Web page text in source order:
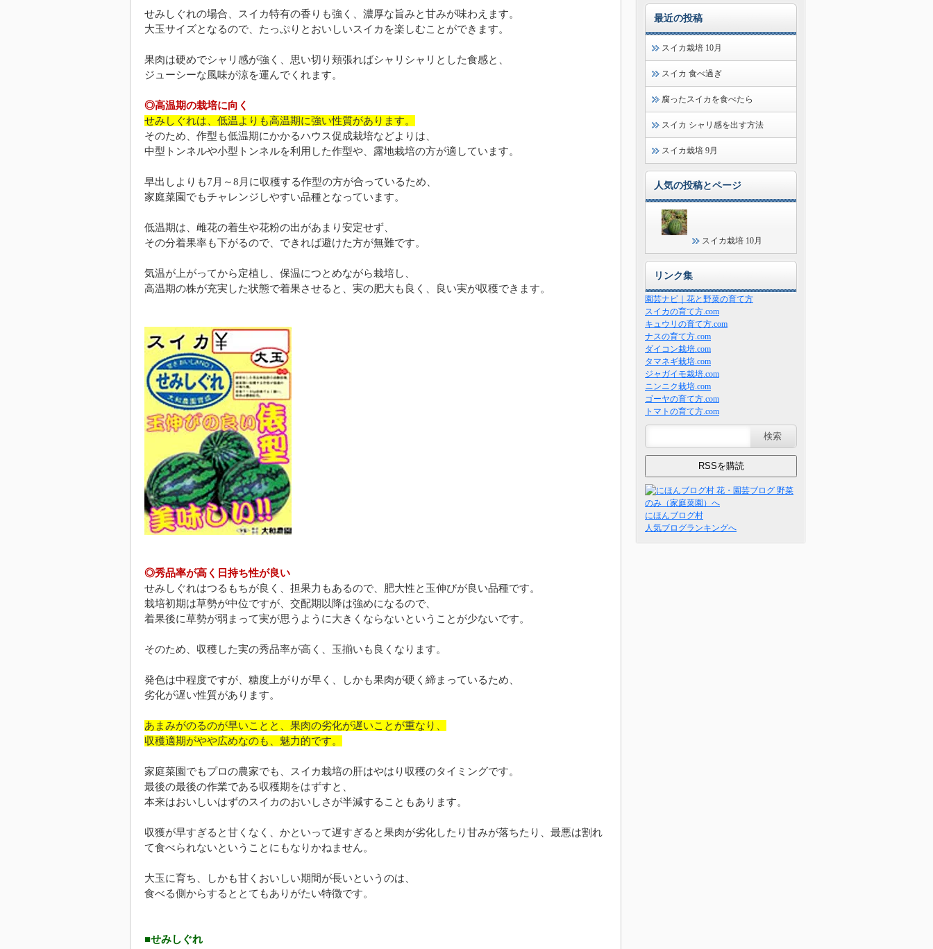
せみしぐれの場合、スイカ特有の香りも強く、濃厚な旨みと甘みが味わえます。
大玉サイズとなるので、たっぷりとおいしいスイカを楽しむことができます。
果肉は硬めでシャリ感が強く、思い切り頬張ればシャリシャリとした食感と、
ジューシーな風味が涼を運んでくれます。
◎高温期の栽培に向く
せみしぐれは、低温よりも高温期に強い性質があります。
そのため、作型も低温期にかかるハウス促成栽培などよりは、
中型トンネルや小型トンネルを利用した作型や、露地栽培の方が適しています。
早出しよりも7月～8月に収穫する作型の方が合っているため、
家庭菜園でもチャレンジしやすい品種となっています。
低温期は、雌花の着生や花粉の出があまり安定せず、
その分着果率も下がるので、できれば避けた方が無難です。
気温が上がってから定植し、保温につとめながら栽培し、
高温期の株が充実した状態で着果させると、実の肥大も良く、良い実が収穫できます。
◎秀品率が高く日持ち性が良い
せみしぐれはつるもちが良く、担果力もあるので、肥大性と玉伸びが良い品種です。
栽培初期は草勢が中位ですが、交配期以降は強めになるので、
着果後に草勢が弱まって実が思うように大きくならないということが少ないです。
そのため、収穫した実の秀品率が高く、玉揃いも良くなります。
発色は中程度ですが、糖度上がりが早く、しかも果肉が硬く締まっているため、
劣化が遅い性質があります。
あまみがのるのが早いことと、果肉の劣化が遅いことが重なり、
収穫適期がやや広めなのも、魅力的です。
家庭菜園でもプロの農家でも、スイカ栽培の肝はやはり収穫のタイミングです。
最後の最後の作業である収穫期をはずすと、
本来はおいしいはずのスイカのおいしさが半減することもあります。
収獲が早すぎると甘くなく、かといって遅すぎると果肉が劣化したり甘みが落ちたり、最悪は割れ
て食べられないということにもなりかねません。
大玉に育ち、しかも甘くおいしい期間が長いというのは、
食べる側からするととてもありがたい特徴です。
■せみしぐれ
最近の投稿
スイカ栽培 10月
スイカ 食べ過ぎ
腐ったスイカを食べたら
スイカ シャリ感を出す方法
スイカ栽培 9月
人気の投稿とページ
スイカ栽培 10月
リンク集
園芸ナビ｜花と野菜の育て方
スイカの育て方.com
キュウリの育て方.com
ナスの育て方.com
ダイコン栽培.com
タマネギ栽培.com
ジャガイモ栽培.com
ニンニク栽培.com
ゴーヤの育て方.com
トマトの育て方.com
にほんブログ村
人気ブログランキングへ